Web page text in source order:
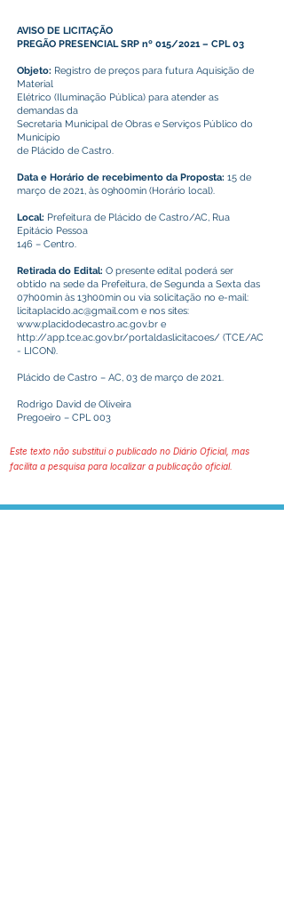
AVISO DE LICITAÇÃO
PREGÃO PRESENCIAL SRP nº 015/2021 – CPL 03
Objeto: Registro de preços para futura Aquisição de
Material
Elétrico (Iluminação Pública) para atender as
demandas da
Secretaria Municipal de Obras e Serviços Público do
Município
de Plácido de Castro.
Data e Horário de recebimento da Proposta: 15 de
março de 2021, às 09h00min (Horário local).
Local: Prefeitura de Plácido de Castro/AC, Rua
Epitácio Pessoa
146 – Centro.
Retirada do Edital: O presente edital poderá ser
obtido na sede da Prefeitura, de Segunda a Sexta das
07h00min às 13h00min ou via solicitação no e-mail:
licitaplacido.ac@gmail.com e nos sites:
www.placidodecastro.ac.gov.br e
http://app.tce.ac.gov.br/portaldaslicitacoes/ (TCE/AC
- LICON).
Plácido de Castro – AC, 03 de março de 2021.
Rodrigo David de Oliveira
Pregoeiro – CPL 003
Este texto não substitui o publicado no Diário Oficial, mas
facilita a pesquisa para localizar a publicação oficial.